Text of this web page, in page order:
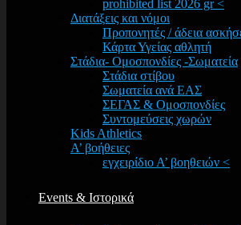
prohibited list 2026 gr <
Διατάξεις και νόμοι
Προπονητές / άδεια
Κάρτα Υγείας αθλητή
Στάδια- Ομοσπονδίες -Σωματεία
Στάδια στίβου
Σωματεία ανά ΕΑΣ
ΣΕΓΑΣ & Ομοσπονδίες
Συντομεύσεις χωρών
Kids Athletics
Α’ βοήθειες
εγχειρίδιο Α’ βοηθειών <
Events & Ιστορικά